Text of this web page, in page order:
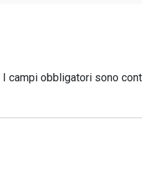
I campi obbligatori sono